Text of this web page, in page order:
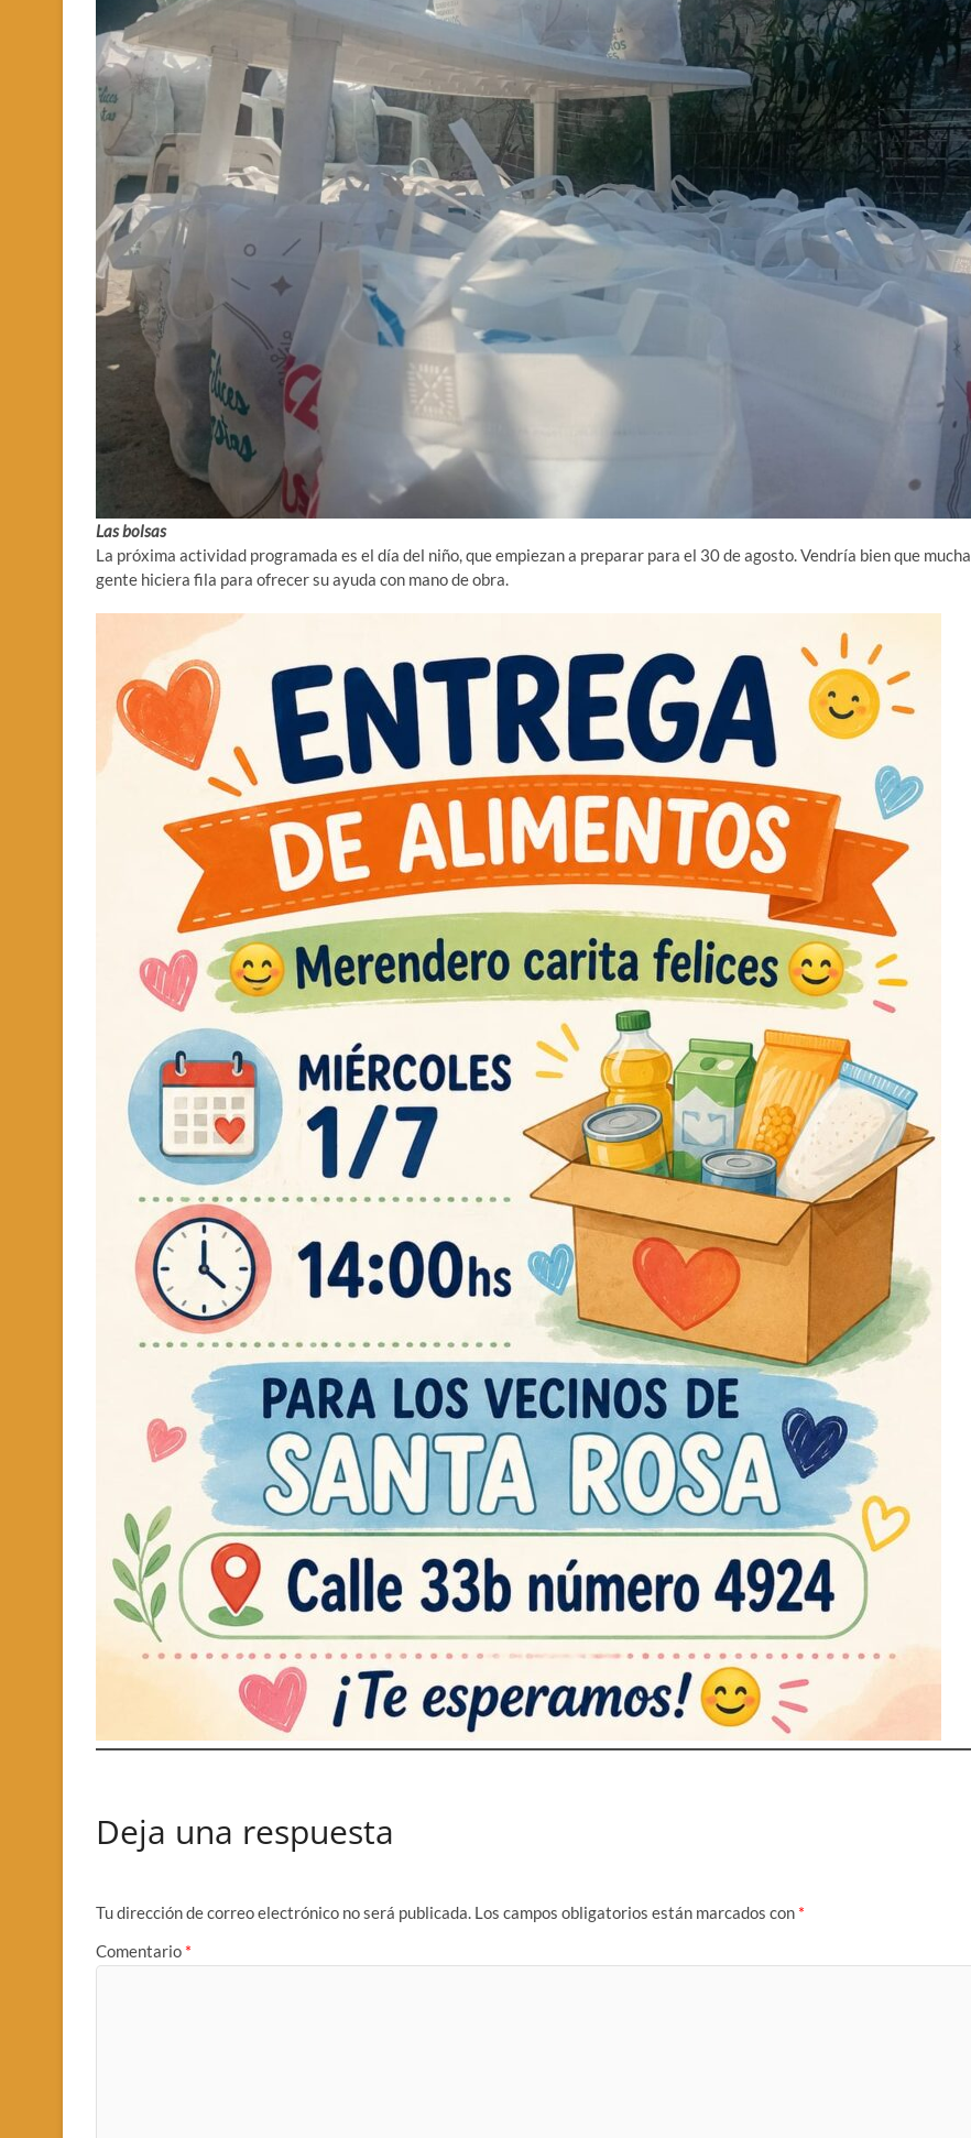
Las bolsas
La próxima actividad programada es el día del niño, que empiezan a preparar para el 30 de agosto. Vendría bien que mucha
gente hiciera fila para ofrecer su ayuda con mano de obra.
Deja una respuesta
Tu dirección de correo electrónico no será publicada. Los campos obligatorios están marcados con *
Comentario *